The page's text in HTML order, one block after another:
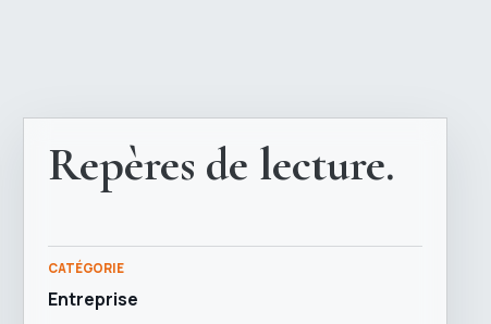
Repères de lecture.
CATÉGORIE
Entreprise